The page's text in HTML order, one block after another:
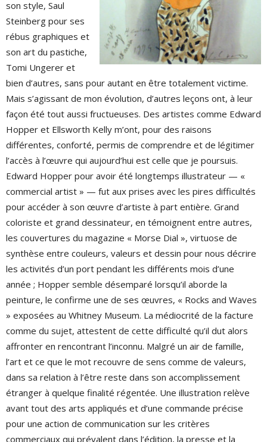
son style, Saul
Steinberg pour ses
rébus graphiques et
son art du pastiche,
Tomi Ungerer et
bien d’autres, sans pour autant en être totalement victime.
Mais s’agissant de mon évolution, d’autres leçons ont, à leur
façon été tout aussi fructueuses. Des artistes comme Edward
Hopper et Ellsworth Kelly m’ont, pour des raisons
différentes, conforté, permis de comprendre et de légitimer
l’accès à l’œuvre qui aujourd’hui est celle que je poursuis.
Edward Hopper pour avoir été longtemps illustrateur — «
commercial artist » — fut aux prises avec les pires difficultés
pour accéder à son œuvre d’artiste à part entière. Grand
coloriste et grand dessinateur, en témoignent entre autres,
les couvertures du magazine « Morse Dial », virtuose de
synthèse entre couleurs, valeurs et dessin pour nous décrire
les activités d’un port pendant les différents mois d’une
année ; Hopper semble désemparé lorsqu’il aborde la
peinture, le confirme une de ses œuvres, « Rocks and Waves
» exposées au Whitney Museum. La médiocrité de la facture
comme du sujet, attestent de cette difficulté qu’il dut alors
affronter en rencontrant l’inconnu. Malgré un air de famille,
l’art et ce que le mot recouvre de sens comme de valeurs,
dans sa relation à l’être reste dans son accomplissement
étranger à quelque finalité régentée. Une illustration relève
avant tout des arts appliqués et d’une commande précise
pour une action de communication sur les critères
commerciaux qui prévalent dans l’édition, la presse et la